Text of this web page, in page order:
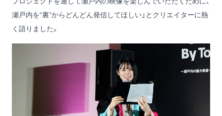
瀬戸内を“裏”からどんどん発信してほしい」とクリエイターに熱
く語りました。